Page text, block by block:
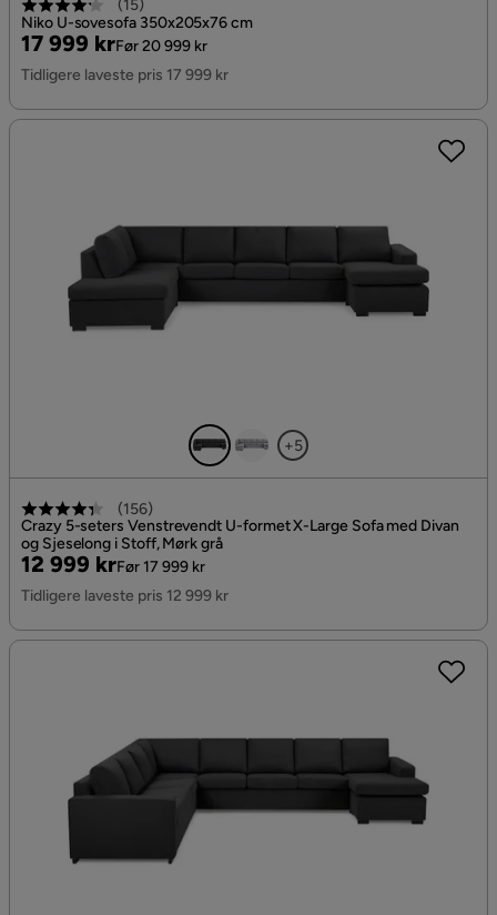
(15)
Niko U-sovesofa 350x205x76 cm
Pris
17 999 kr
Original
Pris
Før 20 999 kr
Tidligere laveste pris 17 999 kr
+5
(156)
Crazy 5-seters Venstrevendt U-formet X-Large Sofa med Divan
og Sjeselong i Stoff, Mørk grå
Pris
12 999 kr
Original
Pris
Før 17 999 kr
Tidligere laveste pris 12 999 kr